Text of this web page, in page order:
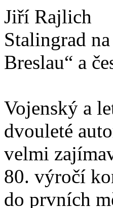
Jiří Rajlich
Stalingrad
Breslau“ a
Vojenský a
dvouleté
velmi
80. výročí
do prvních